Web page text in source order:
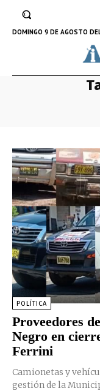
DOMINGO 9 DE AGOSTO
POLÍTICA
Proveedores
Negro en
Ferrini
Camionetas y
gestión de la